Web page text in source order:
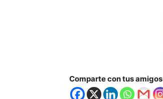
Comparte con tus amigos